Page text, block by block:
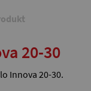
20-30
Innova 20-30.